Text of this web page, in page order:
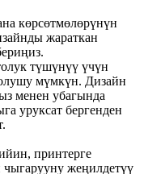
көрсөтмөлөрүнүн
жараткан
түшүнүү үчүн
мүмкүн. Дизайн
менен убагында
уруксат бергенден
принтерге
чыгарууну жеңилдетүү